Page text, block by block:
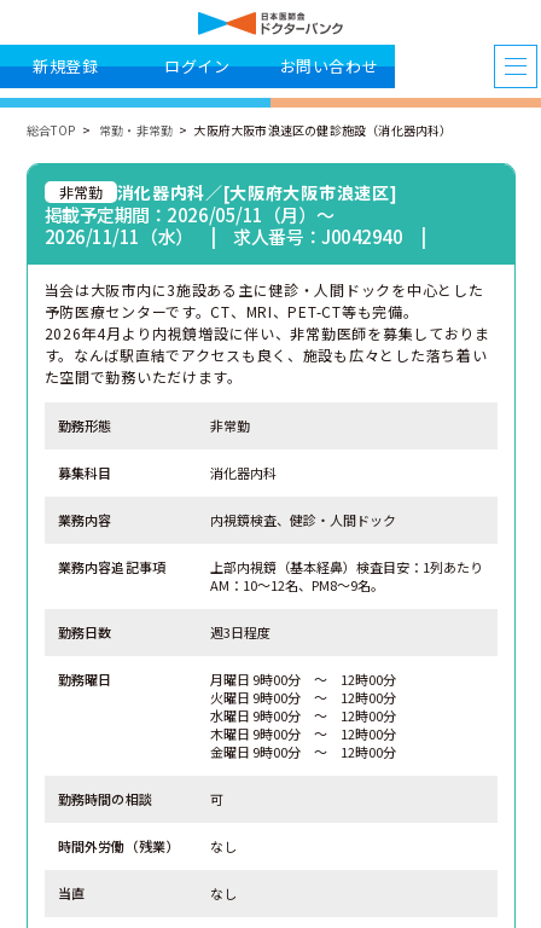
新規登録 ログイン お問い合わせ
総合TOP 常勤・非常勤 大阪府大阪市浪速区の健診施設（消化器内科）
非常勤 消化器内科／[大阪府大阪市浪速区]
掲載予定期間：2026/05/11（月）〜
2026/11/11（水） | 求人番号：J0042940 |
当会は大阪市内に3施設ある主に健診・人間ドックを中心とした
予防医療センターです。CT、MRI、PET-CT等も完備。
2026年4月より内視鏡増設に伴い、非常勤医師を募集しておりま
す。なんば駅直結でアクセスも良く、施設も広々とした落ち着い
た空間で勤務いただけます。
勤務形態 非常勤
募集科目 消化器内科
業務内容 内視鏡検査、健診・人間ドック
業務内容追記事項
上部内視鏡（基本経鼻）検査目安：1列あたり
AM：10～12名、PM8～9名。
勤務日数 週3日程度
勤務曜日
月曜日 9時00分 ～ 12時00分
火曜日 9時00分 ～ 12時00分
水曜日 9時00分 ～ 12時00分
木曜日 9時00分 ～ 12時00分
金曜日 9時00分 ～ 12時00分
勤務時間の相談 可
時間外労働（残業） なし
当直 なし